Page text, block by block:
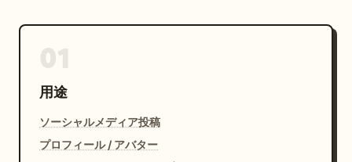
用途
ソーシャルメディア投稿
プロフィール / アバター